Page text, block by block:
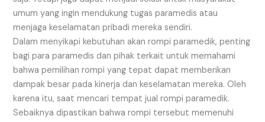
umum yang ingin mendukung tugas paramedis atau
menjaga keselamatan pribadi mereka sendiri.
Dalam menyikapi kebutuhan akan rompi paramedik, penting
bagi para paramedis dan pihak terkait untuk memahami
bahwa pemilihan rompi yang tepat dapat memberikan
dampak besar pada kinerja dan keselamatan mereka. Oleh
karena itu, saat mencari tempat jual rompi paramedik.
Sebaiknya dipastikan bahwa rompi tersebut memenuhi